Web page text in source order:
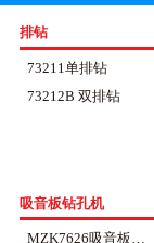
排钻
73211单排钻
73212B 双排钻
吸音板钻孔机
MZK7626吸音板钻孔机